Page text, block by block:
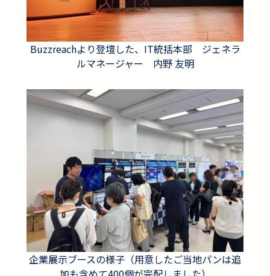
Buzzreachより登壇した、IT統括本部 ジェネラ
ルマネージャー 内野 友明
企業展示ブースの様子（用意したご当地パンは追